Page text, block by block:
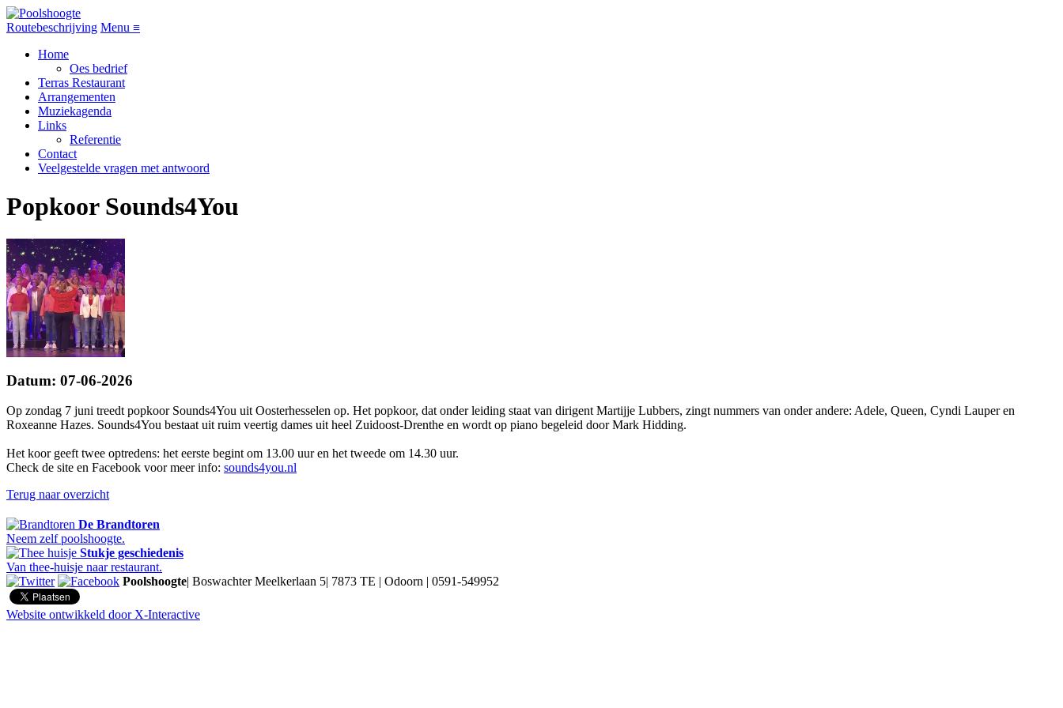
Routebeschrijving Menu ≡
Home
Oes bedrief
Terras Restaurant
Arrangementen
Muziekagenda
Links
Referentie
Contact
Veelgestelde vragen met antwoord
Popkoor Sounds4You
Datum: 07-06-2026
Op zondag 7 juni treedt popkoor Sounds4You uit Oosterhesselen op. Het popkoor, dat onder leiding staat van dirigent Martijje Lubbers, zingt nummers van onder andere: Adele, Queen, Cyndi Lauper en
Roxeanne Hazes. Sounds4You bestaat uit ruim veertig dames uit heel Zuidoost-Drenthe en wordt op piano begeleid door Mark Hidding.
Het koor geeft twee optredens: het eerste begint om 13.00 uur en het tweede om 14.30 uur.
Check de site en Facebook voor meer info: sounds4you.nl
Terug naar overzicht
De Brandtoren
Neem zelf poolshoogte.
Stukje geschiedenis
Van thee-huisje naar restaurant.
Poolshoogte| Boswachter Meelkerlaan 5| 7873 TE | Odoorn | 0591-549952
Website ontwikkeld door X-Interactive